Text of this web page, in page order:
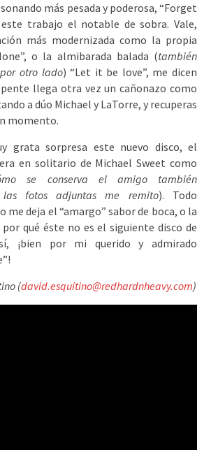
más pesada y poderosa, “Forget
trabajo el notable de sobra. Vale,
más modernizada como la propia
o la almibarada balada (también
otro lado) “Let it be love”, me dicen
llega otra vez un cañonazo como
a dúo Michael y LaTorre, y recuperas
momento.
grata sorpresa este nuevo disco, el
en solitario de Michael Sweet como
se conserva el amigo también
fotos adjuntas me remito). Todo
me deja el “amargo” sabor de boca, o la
por qué éste no es el siguiente disco de
¡bien por mi querido y admirado
(david.esquitino@redhardnheavy.com)